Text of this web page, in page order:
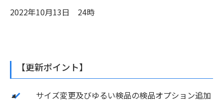
2022年10月13日 24時
【更新ポイント】
サイズ変更及びゆるい検品の検品オプション追加